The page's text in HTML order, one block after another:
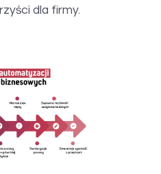
dla firmy.